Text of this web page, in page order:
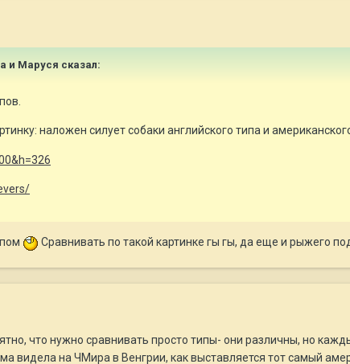
и Маруся сказал:
наложен силует собаки английского типа и
Сравнивать по такой картинке гы гы, да еще и рыжего
что нужно сравнивать просто типы- они различны, но
видела на ЧМира в Венгрии, как выставляется тот самый